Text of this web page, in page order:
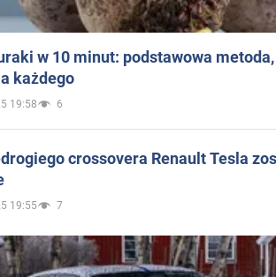
w 10 minut: podstawowa
każdego
19:58 6
crossovera Renault Tesla
19:55 7